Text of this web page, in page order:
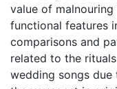
value of
functional features
comparisons and
related to the
wedding songs